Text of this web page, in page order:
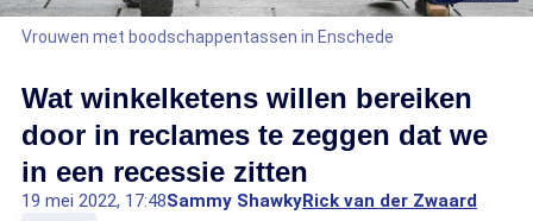
Vrouwen met boodschappentassen in Enschede
Wat winkelketens willen bereiken
door in reclames te zeggen dat we
in een recessie zitten
19 mei 2022, 17:48Sammy ShawkyRick van der Zwaard